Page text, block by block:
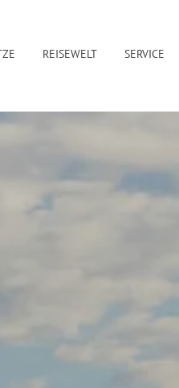
REISEWELT SERVICE